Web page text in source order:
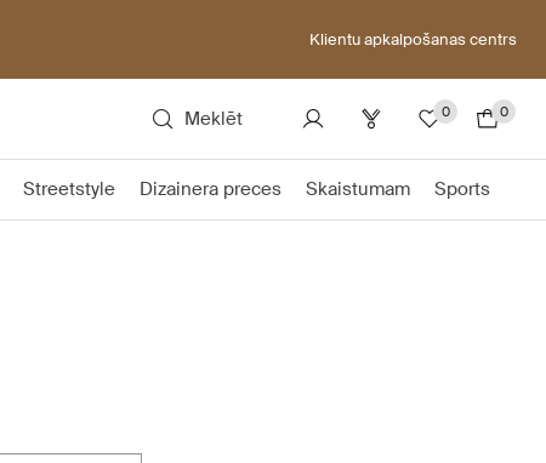
Klientu apkalpošanas centrs
Meklēt 0 0
Streetstyle Dizainera preces Skaistumam Sports